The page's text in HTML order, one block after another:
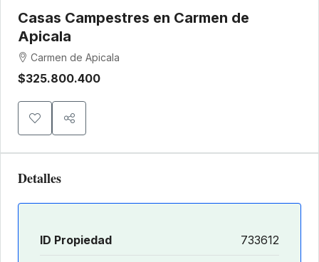
Casas Campestres en Carmen de
Apicala
Carmen de Apicala
$325.800.400
Detalles
ID Propiedad 733612